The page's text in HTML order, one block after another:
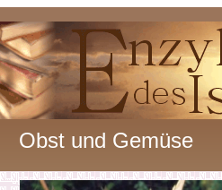
Obst und Gemüse